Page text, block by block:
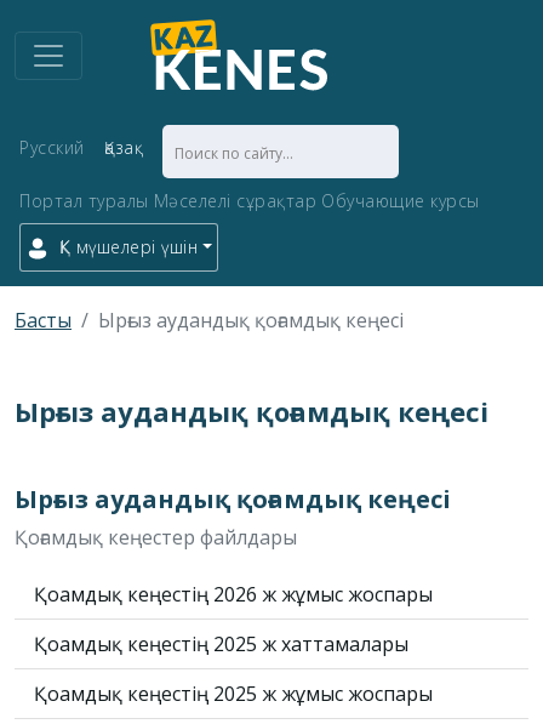
Русский Қазақ
Портал туралы Мәселелі сұрақтар Обучающие курсы
ҚК мүшелері үшін
Басты Ырғыз аудандық қоғамдық кеңесі
Ырғыз аудандық қоғамдық кеңесі
Ырғыз аудандық қоғамдық кеңесі
Қоғамдық кеңестер файлдары
Қоғамдық кеңестің 2026 ж жұмыс жоспары
Қоғамдық кеңестің 2025 ж хаттамалары
Қоғамдық кеңестің 2025 ж жұмыс жоспары